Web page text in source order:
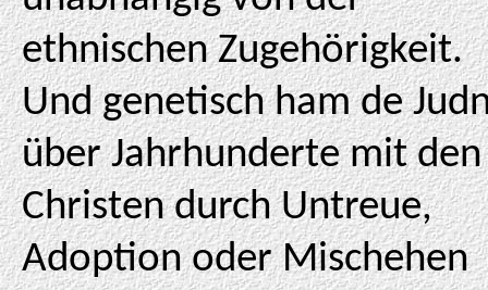
ethnischen Zugehörigkeit.
Und genetisch ham de
über Jahrhunderte mit den
Christen durch Untreue,
Adoption oder Mischehen